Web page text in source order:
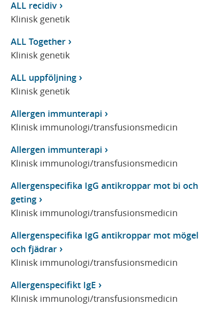
ALL recidiv
Klinisk genetik
ALL Together
Klinisk genetik
ALL uppföljning
Klinisk genetik
Allergen immunterapi
Klinisk immunologi/transfusionsmedicin
Allergen immunterapi
Klinisk immunologi/transfusionsmedicin
Allergenspecifika IgG antikroppar mot bi och
geting
Klinisk immunologi/transfusionsmedicin
Allergenspecifika IgG antikroppar mot mögel
och fjädrar
Klinisk immunologi/transfusionsmedicin
Allergenspecifikt IgE
Klinisk immunologi/transfusionsmedicin